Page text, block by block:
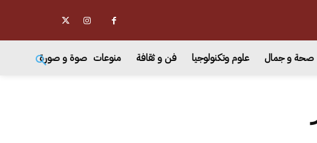
صحة و جمال علوم وتكنولوجيا فن و ثقافة منوعات صوة و صورة